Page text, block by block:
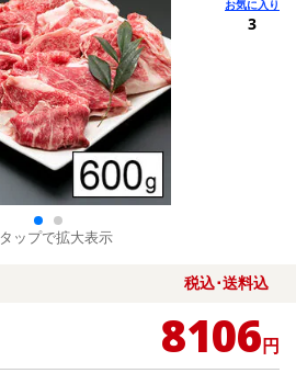
タップで拡大表示
3
税込･送料込
8106円